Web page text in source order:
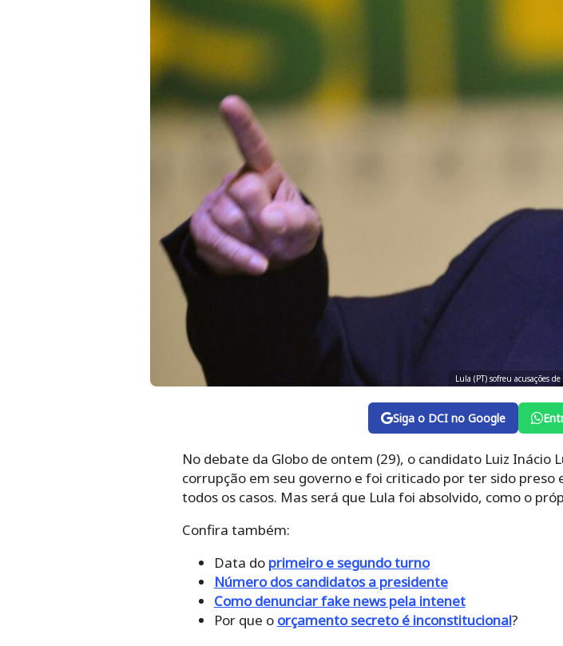
Lula (PT) sofreu acusações
Siga o DCI no Google
No debate da Globo de ontem (29), o candidato Luiz Inácio
corrupção em seu governo e foi criticado por ter sido
todos os casos. Mas será que Lula foi absolvido, como o
Confira também:
Data do primeiro e segundo turno
Número dos candidatos a presidente
Como denunciar fake news pela intenet
Por que o orçamento secreto é inconstitucional?